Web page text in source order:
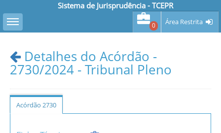
Sistema de Jurisprudência - TCEPR
Toggle sidebar
0 Área Restrita
Detalhes do Acórdão -
2730/2024 - Tribunal Pleno
Acórdão 2730